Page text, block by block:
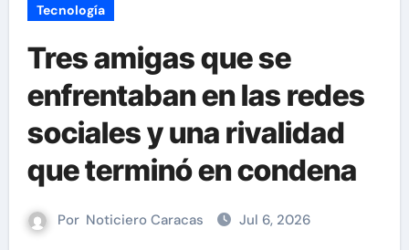
Tecnología
Tres amigas que se
enfrentaban en las redes
sociales y una rivalidad
que terminó en condena
Por Noticiero Caracas Jul 6, 2026